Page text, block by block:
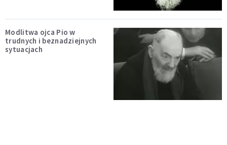
Modlitwa ojca Pio w
trudnych i beznadziejnych
sytuacjach